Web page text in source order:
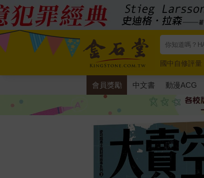
國中自修評量
唯紅花綻放
會員獎勵 中文書 動漫ACG